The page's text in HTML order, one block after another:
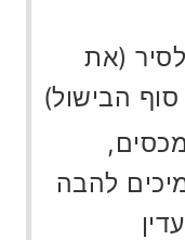
(את
סוף הבישול)
להבה